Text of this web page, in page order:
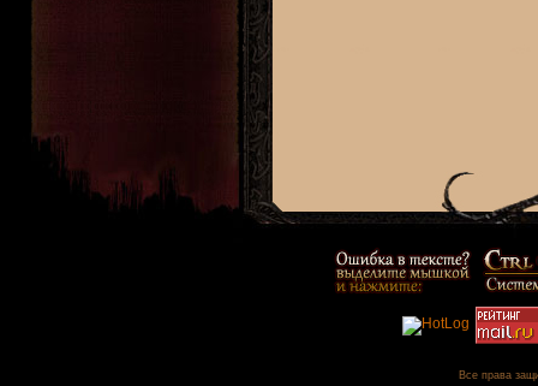
Все права